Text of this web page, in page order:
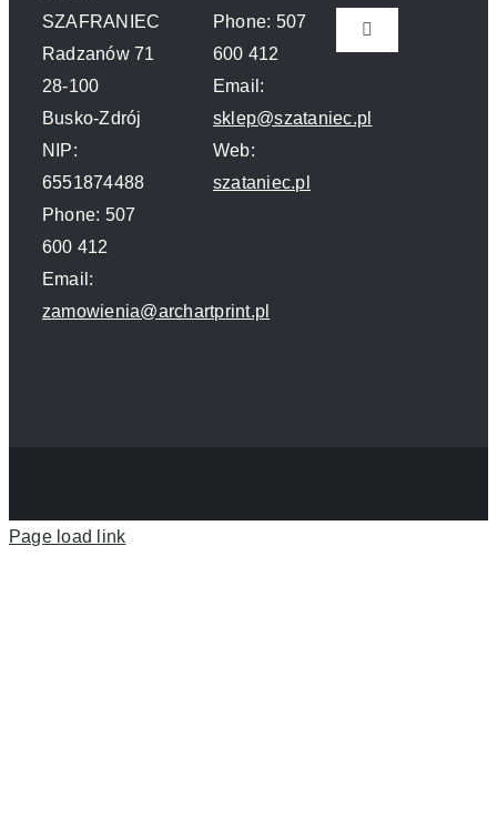
SZAFRANIEC
Radzanów 71
28-100
Busko-Zdrój
NIP:
6551874488
Phone: 507
600 412
Email:
zamowienia@archartprint.pl
Phone: 507
600 412
Email:
sklep@szataniec.pl
Web:
szataniec.pl
Toggle
Navigation
Page load link